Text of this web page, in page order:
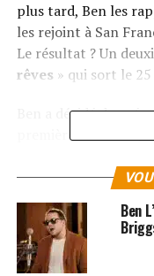
plus tard, Ben les
les rejoint à San
Le résultat ? Un
rêves » qui sort le
Ben a décidé de
première sur scène,
pendant laquelle il a
LES ALBUMS
Ben